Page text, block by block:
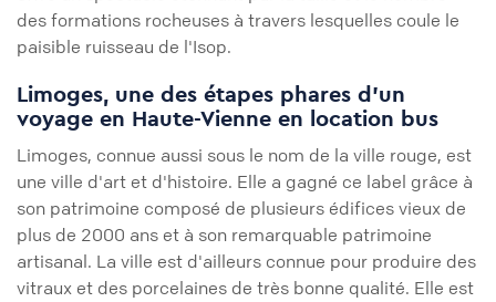
des formations rocheuses à travers lesquelles coule le
paisible ruisseau de l'Isop.
Limoges, une des étapes phares d'un
voyage en Haute-Vienne en location bus
Limoges, connue aussi sous le nom de la ville rouge, est
une ville d'art et d'histoire. Elle a gagné ce label grâce à
son patrimoine composé de plusieurs édifices vieux de
plus de 2000 ans et à son remarquable patrimoine
artisanal. La ville est d'ailleurs connue pour produire des
vitraux et des porcelaines de très bonne qualité. Elle est